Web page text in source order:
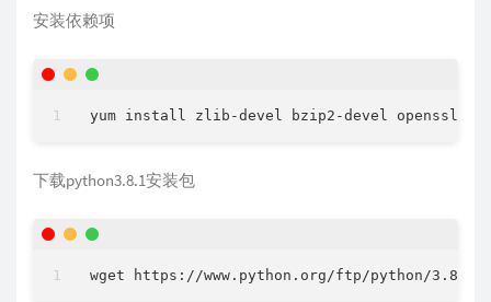
安装依赖项
下载python3.8.1安装包